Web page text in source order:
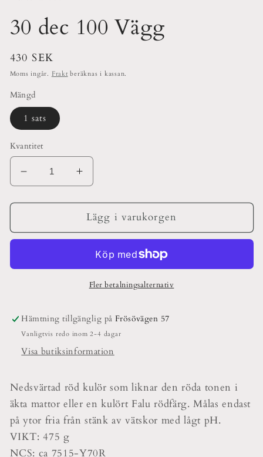
30 dec 100 Vägg
Ordinarie
pris
430 SEK
Moms ingår. Fraktberäknas i kassan.
Mängd
1 sats
Kvantitet
Minska
kvantitet
för
dec
Öka
kvantitet
för
30
dec
Vägg
Lägg i varukorgen
Fler betalningsalternativ
Hämtning tillgänglig på Frösövägen 57
Vanligtvis redo inom 2-4 dagar
Visa butiksinformation
Nedsvärtad röd kulör som liknar den röda tonen i
äkta mattor eller en kulört Falu rödfärg. Målas endast
på ytor fria från stänk av vätskor med lågt pH.
VIKT: 475 g
NCS: ca 7515-Y70R